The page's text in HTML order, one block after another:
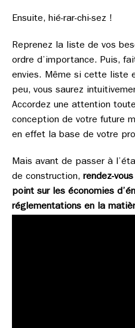
Ensuite, hié-rar-chi-sez !
Reprenez la liste de vos
ordre d’importance. Puis,
envies. Même si cette liste
peu, vous saurez
Accordez une attention
conception de votre future
en effet la base de votre
Mais avant de passer à
de construction, rendez-
point sur les économies
réglementations en la